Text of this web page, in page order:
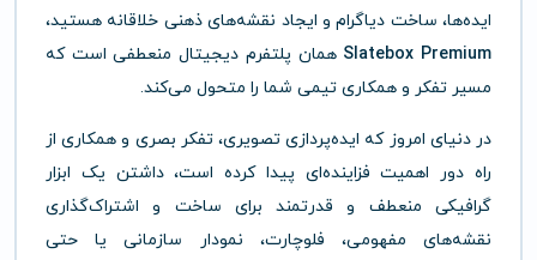
ایده‌ها، ساخت دیاگرام و ایجاد نقشه‌های ذهنی خلاقانه هستید،
Slatebox Premium همان پلتفرم دیجیتال منعطفی است که
مسیر تفکر و همکاری تیمی شما را متحول می‌کند.
در دنیای امروز که ایده‌پردازی تصویری، تفکر بصری و همکاری از
راه دور اهمیت فزاینده‌ای پیدا کرده است، داشتن یک ابزار
گرافیکی منعطف و قدرتمند برای ساخت و اشتراک‌گذاری
نقشه‌های مفهومی، فلوچارت، نمودار سازمانی یا حتی